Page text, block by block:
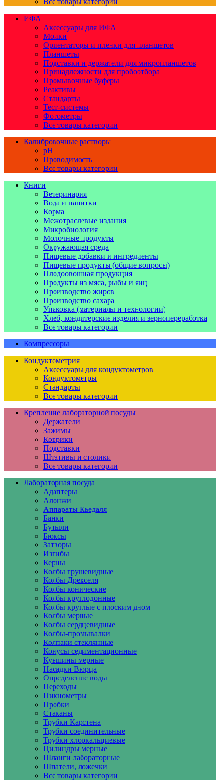
Все товары категории
ИФА
Аксессуары для ИФА
Мойки
Ориентаторы и пленки для планшетов
Планшеты
Подставки и держатели для микропланшетов
Принадлежности для пробоотбора
Промывочные буферы
Реактивы
Стандарты
Тест-системы
Фотометры
Все товары категории
Калибровочные растворы
pH
Проводимость
Все товары категории
Книги
Ветеринария
Вода и напитки
Корма
Межотраслевые издания
Микробиология
Молочные продукты
Окружающая среда
Пищевые добавки и ингредиенты
Пищевые продукты (общие вопросы)
Плодоовощная продукция
Продукты из мяса, рыбы и яиц
Производство жиров
Производство сахара
Упаковка (материалы и технологии)
Хлеб, кондитерские изделия и зернопереработка
Все товары категории
Компрессоры
Кондуктометрия
Аксессуары для кондуктометров
Кондуктометры
Стандарты
Все товары категории
Крепление лабораторной посуды
Держатели
Зажимы
Коврики
Подставки
Штативы и столики
Все товары категории
Лабораторная посуда
Адаптеры
Алонжи
Аппараты Кьедаля
Банки
Бутыли
Бюксы
Затворы
Изгибы
Керны
Колбы грушевидные
Колбы Дрекселя
Колбы конические
Колбы круглодонные
Колбы круглые с плоским дном
Колбы мерные
Колбы сердцевидные
Колбы-промывалки
Колпаки стеклянные
Конусы седиментационные
Кувшины мерные
Насадки Вюрца
Определение воды
Переходы
Пикнометры
Пробки
Стаканы
Трубки Карстена
Трубки соединительные
Трубки хлоркальциевые
Цилиндры мерные
Шланги лабораторные
Шпатели, ложечки
Все товары категории